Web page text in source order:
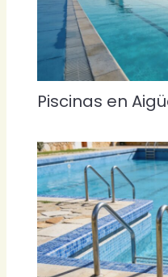
Piscinas en